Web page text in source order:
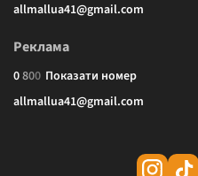
allmallua41@gmail.com
Реклама
0800 Показати номер
allmallua41@gmail.com